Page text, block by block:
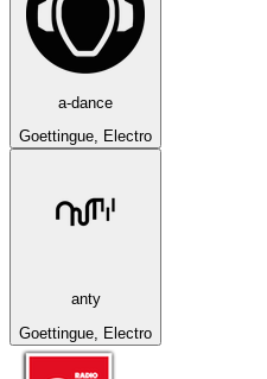
a-dance
Goettingue, Electro
anty
Goettingue, Electro